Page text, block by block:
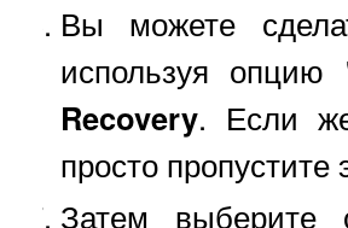
Вы можете
используя опцию
Recovery. Если
просто пропустите
Затем